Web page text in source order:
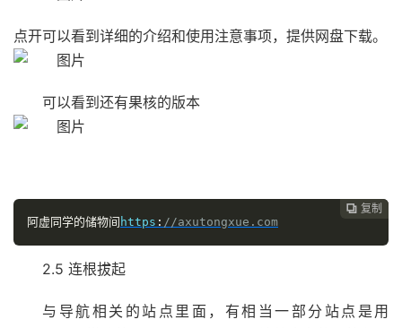
点开可以看到详细的介绍和使用注意事项，提供网盘下载。
可以看到还有果核的版本
 复制
阿虚同学的储物间 https : //axutongxue.com
2.5 连根拔起
与导航相关的站点里面，有相当一部分站点是用